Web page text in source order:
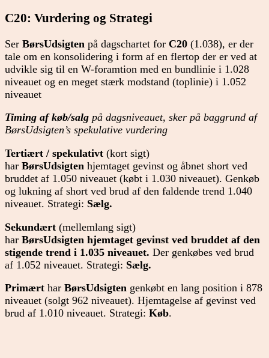
C20: Vurdering og Strategi
Ser BørsUdsigten på dagschartet for C20 (1.038), er der
tale om en konsolidering i form af en flertop der er ved at
udvikle sig til en W-foramtion med en bundlinie i 1.028
niveauet og en meget stærk modstand (toplinie) i 1.052
niveauet
Timing af køb/salg på dagsniveauet, sker på baggrund af
BørsUdsigten’s spekulative vurdering
Tertiært / spekulativt (kort sigt)
har BørsUdsigten hjemtaget gevinst og åbnet short ved
bruddet af 1.050 niveauet (købt i 1.030 niveauet). Genkøb
og lukning af short ved brud af den faldende trend 1.040
niveauet. Strategi: Sælg.
Sekundært (mellemlang sigt)
har BørsUdsigten hjemtaget gevinst ved bruddet af den
stigende trend i 1.035 niveauet. Der genkøbes ved brud
af 1.052 niveauet. Strategi: Sælg.
Primært har BørsUdsigten genkøbt en lang position i 878
niveauet (solgt 962 niveauet). Hjemtagelse af gevinst ved
brud af 1.010 niveauet. Strategi: Køb.